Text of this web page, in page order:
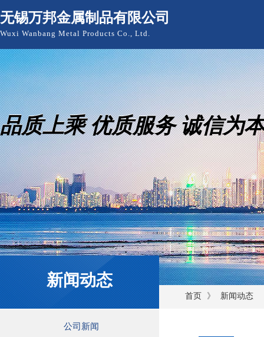
无锡万邦金属制品有限公司
Wuxi Wanbang Metal Products Co., Ltd.
品质上乘 优质服务 诚信为
品质上乘 优质服务 诚信为
新闻动态
首页 》 新闻动态
公司新闻